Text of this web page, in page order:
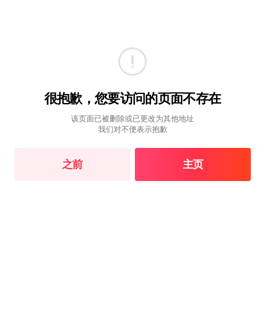
很抱歉，您要访问的页面不存在
该页面已被删除或已更改为其他地址
我们对不便表示抱歉
之前 主页